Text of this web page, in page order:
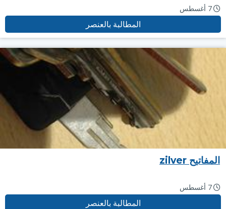
7 أغسطس
المطالبة بالعنصر
المفاتيح zilver
7 أغسطس
المطالبة بالعنصر